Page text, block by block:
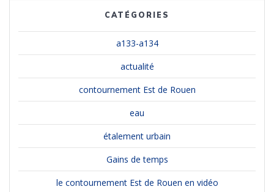
CATÉGORIES
a133-a134
actualité
contournement Est de Rouen
eau
étalement urbain
Gains de temps
le contournement Est de Rouen en vidéo